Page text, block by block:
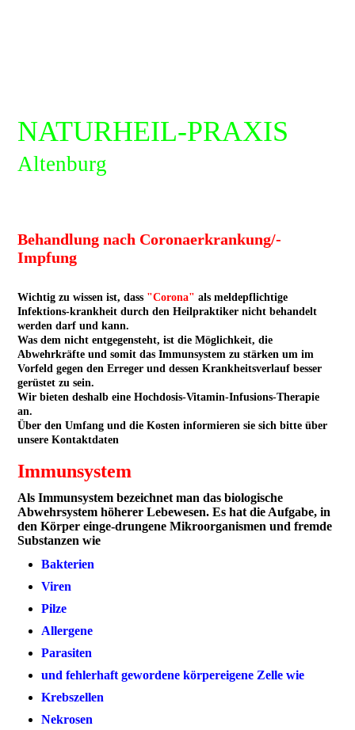
NATURHEIL-PRAXIS
Altenburg
Behandlung nach Coronaerkrankung/-
Impfung
Wichtig zu wissen ist, dass "Corona"als meldepflichtige
Infektions-krankheit durch den Heilpraktiker nicht behandelt
werden darf und kann.
Was dem nicht entgegensteht, ist die Möglichkeit, die
Abwehrkräfte und somit das Immunsystem zu stärken um im
Vorfeld gegen den Erreger und dessen Krankheitsverlauf besser
gerüstet zu sein.
Wir bieten deshalb eine Hochdosis-Vitamin-Infusions-Therapie
an.
Über den Umfang und die Kosten informieren sie sich bitte über
unsere Kontaktdaten
Immunsystem
Als Immunsystem bezeichnet man das biologische
Abwehrsystem höherer Lebewesen. Es hat die Aufgabe, in
den Körper einge-drungene Mikroorganismen und fremde
Substanzen wie
Bakterien
Viren
Pilze
Allergene
Parasiten
und fehlerhaft gewordene körpereigene Zelle wie
Krebszellen
Nekrosen